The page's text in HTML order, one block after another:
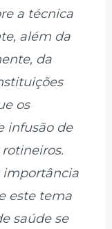
a técnica
além da
da
os
infusão de
importância
este tema
saúde se